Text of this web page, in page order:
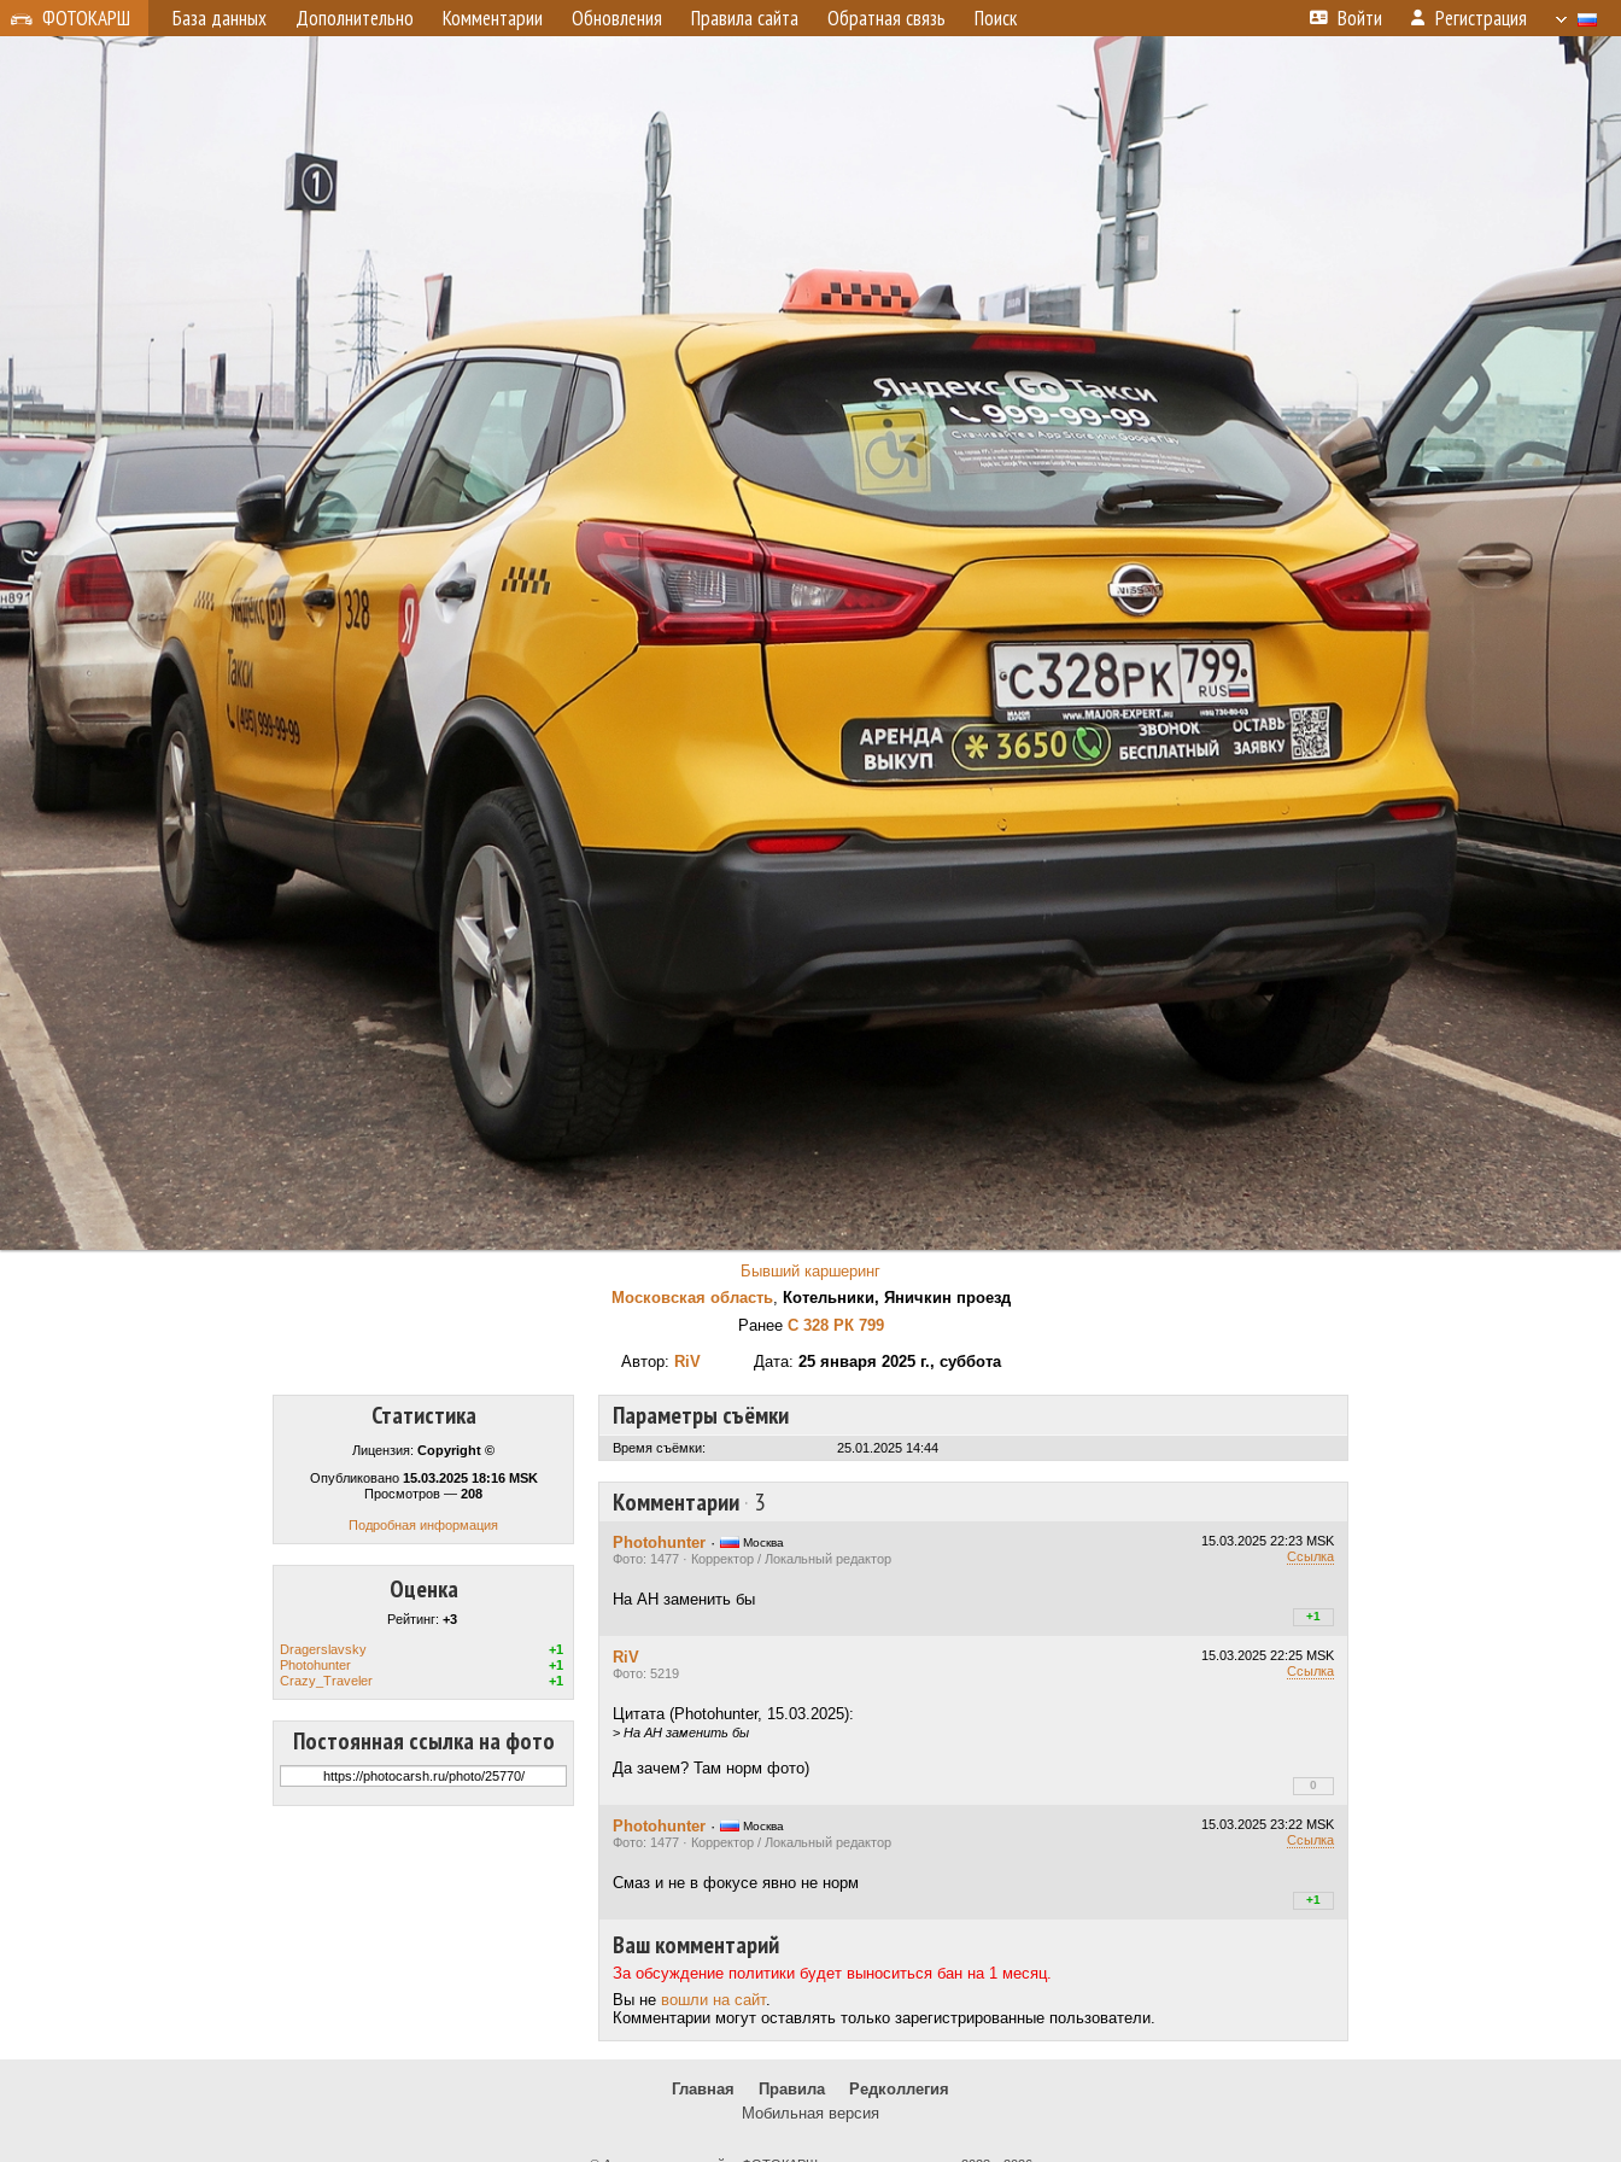
ФОТОКАРШ База данных Дополнительно Комментарии Обновления Правила сайта Обратная связь Поиск Войти Регистрация
Бывший каршеринг
Московская область, Котельники, Яничкин проезд
Ранее С 328 РК 799
Автор: RiVДата: 25 января 2025 г., суббота
Статистика
Лицензия: Copyright ©
Опубликовано 15.03.2025 18:16 MSK
Просмотров — 208
Подробная информация
Оценка
Рейтинг: +3
Dragerslavsky
+1
Photohunter
+1
Crazy_Traveler
+1
Постоянная ссылка на фото
Параметры съёмки
Время съёмки: 25.01.2025 14:44
Комментарии· 3
15.03.2025 22:23 MSK
Ссылка
Photohunter · Москва
Фото: 1477 · Корректор / Локальный редактор
На АН заменить бы
+1
+1/
15.03.2025 22:25 MSK
Ссылка
RiV
Фото: 5219
Цитата (Photohunter, 15.03.2025):
> На АН заменить бы
Да зачем? Там норм фото)
0
/
15.03.2025 23:22 MSK
Ссылка
Photohunter · Москва
Фото: 1477 · Корректор / Локальный редактор
Смаз и не в фокусе явно не норм
+1
+1/
Ваш комментарий
За обсуждение политики будет выноситься бан на 1 месяц.
Вы не вошли на сайт.
Комментарии могут оставлять только зарегистрированные пользователи.
Главная Правила
Редколлегия
Мобильная версия